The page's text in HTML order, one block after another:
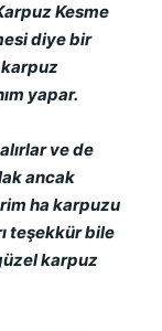
Kesme
diye bir
karpuz
yapar.
ve de
ancak
ha karpuzu
teşekkür bile
karpuz